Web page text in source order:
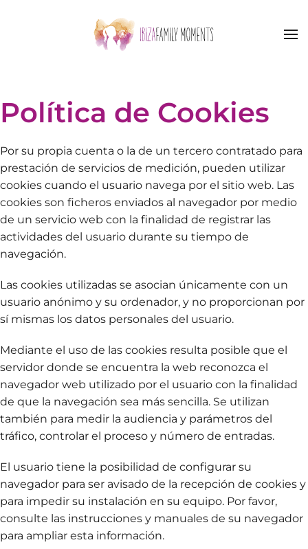
Skip to main content
Política de Cookies
Por su propia cuenta o la de un tercero contratado para
prestación de servicios de medición, pueden utilizar
cookies cuando el usuario navega por el sitio web. Las
cookies son ficheros enviados al navegador por medio
de un servicio web con la finalidad de registrar las
actividades del usuario durante su tiempo de
navegación.
Las cookies utilizadas se asocian únicamente con un
usuario anónimo y su ordenador, y no proporcionan por
sí mismas los datos personales del usuario.
Mediante el uso de las cookies resulta posible que el
servidor donde se encuentra la web reconozca el
navegador web utilizado por el usuario con la finalidad
de que la navegación sea más sencilla. Se utilizan
también para medir la audiencia y parámetros del
tráfico, controlar el proceso y número de entradas.
El usuario tiene la posibilidad de configurar su
navegador para ser avisado de la recepción de cookies y
para impedir su instalación en su equipo. Por favor,
consulte las instrucciones y manuales de su navegador
para ampliar esta información.